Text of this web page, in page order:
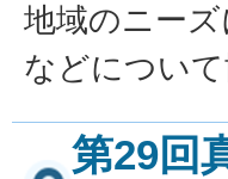
地域のニー
などについ
第29回